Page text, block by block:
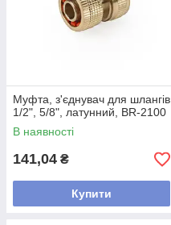
Муфта, з'єднувач для шлангів
1/2", 5/8", латунний, BR-2100
В наявності
141,04 ₴
Купити